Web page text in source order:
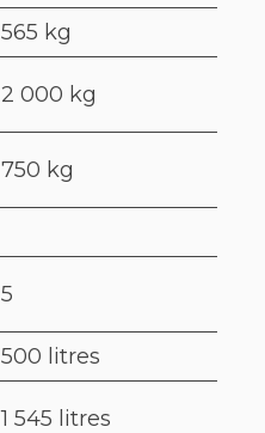
565 kg
2 000 kg
750 kg
5
500 litres
1 545 litres